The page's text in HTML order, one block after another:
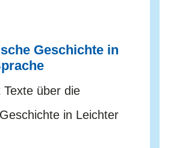
Geschichte in
Texte über die
in Leichter